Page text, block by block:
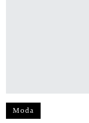
Moda